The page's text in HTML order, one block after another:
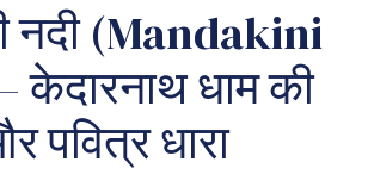
नदी (Mandakini
धाम की
पवित्र धारा